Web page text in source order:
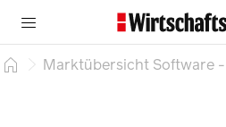
Marktübersicht Software